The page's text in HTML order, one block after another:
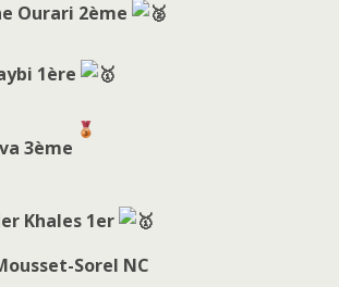
Ourari 2ème
1ère
3ème
Khales 1er
Sorel NC